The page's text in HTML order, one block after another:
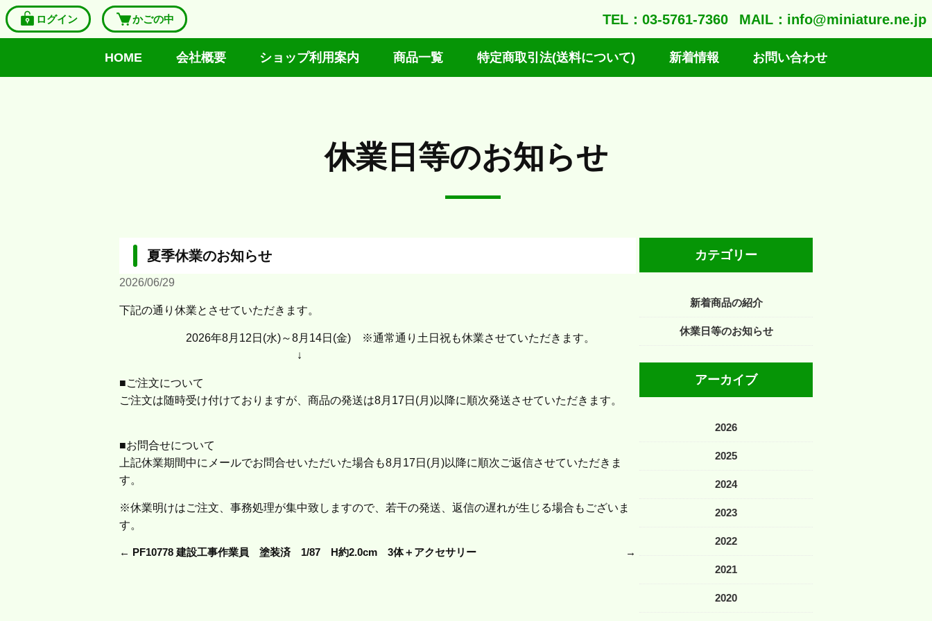
ログイン かごの中 TEL：03-5761-7360 MAIL：info@miniature.ne.jp
HOME 会社概要 ショップ利用案内 商品一覧 特定商取引法(送料について) 新着情報 お問い合わせ
休業日等のお知らせ
夏季休業のお知らせ
2026/06/29
下記の通り休業とさせていただきます。
2026年8月12日(水)～8月14日(金) ※通常通り土日祝も休業させていただきます。
↓
■ご注文について
ご注文は随時受け付けておりますが、商品の発送は8月17日(月)以降に順次発送させていただきます。
■お問合せについて
上記休業期間中にメールでお問合せいただいた場合も8月17日(月)以降に順次ご返信させていただきま
す。
※休業明けはご注文、事務処理が集中致しますので、若干の発送、返信の遅れが生じる場合もございま
す。
← PF10778 建設工事作業員 塗装済 1/87 H約2.0cm 3体＋アクセサリー →
カテゴリー
新着商品の紹介
休業日等のお知らせ
アーカイブ
2026
2025
2024
2023
2022
2021
2020